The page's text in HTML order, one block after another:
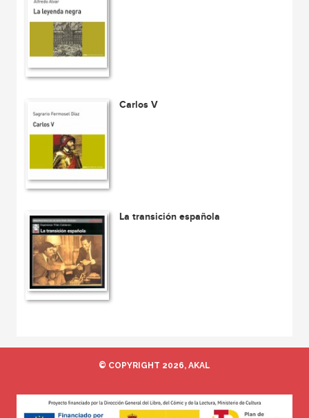
Carlos V
La transición española
© COPYRIGHT 2026, AKAL